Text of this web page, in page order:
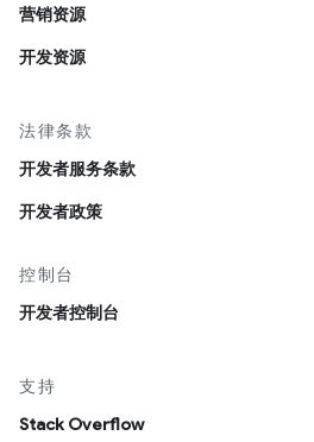
营销资源
开发资源
法律条款
开发者服务条款
开发者政策
控制台
开发者控制台
支持
Stack Overflow